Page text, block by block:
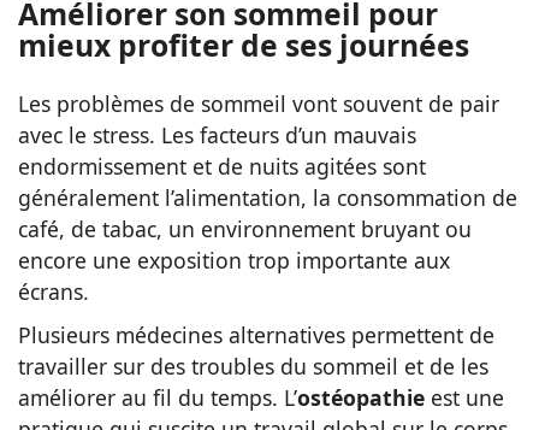
Améliorer son sommeil pour
mieux profiter de ses journées
Les problèmes de sommeil vont souvent de pair
avec le stress. Les facteurs d’un mauvais
endormissement et de nuits agitées sont
généralement l’alimentation, la consommation de
café, de tabac, un environnement bruyant ou
encore une exposition trop importante aux
écrans.
Plusieurs médecines alternatives permettent de
travailler sur des troubles du sommeil et de les
améliorer au fil du temps. L’ostéopathie est une